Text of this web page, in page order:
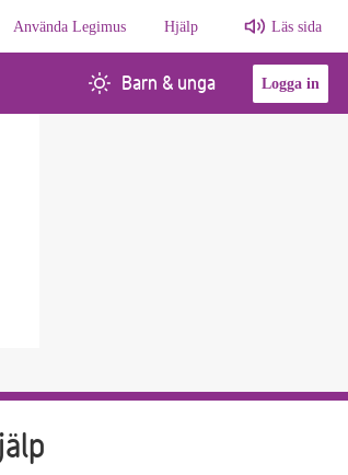
Använda Legimus Hjälp Läs sida
Barn & unga Logga in